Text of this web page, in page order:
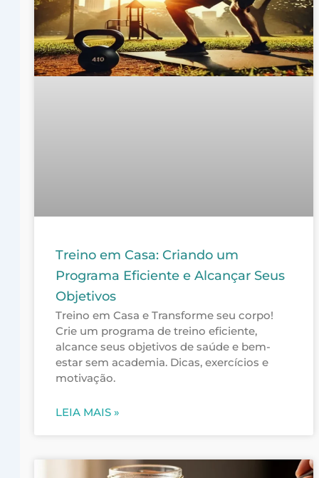
Treino em Casa: Criando um
Programa Eficiente e Alcançar Seus
Objetivos
Treino em Casa e Transforme seu corpo!
Crie um programa de treino eficiente,
alcance seus objetivos de saúde e bem-
estar sem academia. Dicas, exercícios e
motivação.
LEIA MAIS »